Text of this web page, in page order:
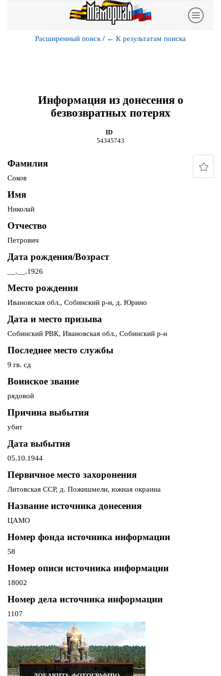
Расширенный поиск / ← К результатам поиска
Информация из донесения о
безвозвратных потерях
ID
54345743
Фамилия
Соков
Имя
Николай
Отчество
Петрович
Дата рождения/Возраст
__.__.1926
Место рождения
Ивановская обл., Собинский р-н, д. Юрино
Дата и место призыва
Собинский РВК, Ивановская обл., Собинский р-н
Последнее место службы
9 гв. сд
Воинское звание
рядовой
Причина выбытия
убит
Дата выбытия
05.10.1944
Первичное место захоронения
Литовская ССР, д. Пожишмели, южная окраина
Название источника донесения
ЦАМО
Номер фонда источника информации
58
Номер описи источника информации
18002
Номер дела источника информации
1107